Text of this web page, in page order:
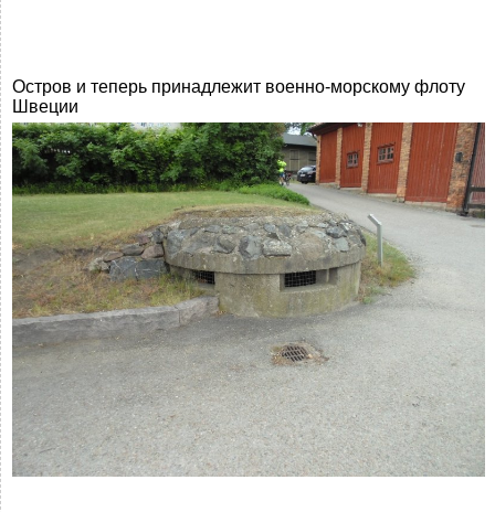
Остров и теперь принадлежит военно-морскому флоту
Швеции